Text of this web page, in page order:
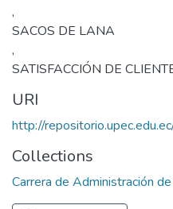
,
SACOS DE LANA
,
SATISFACCIÓN DE
URI
http://
Collections
Carrera de Administración